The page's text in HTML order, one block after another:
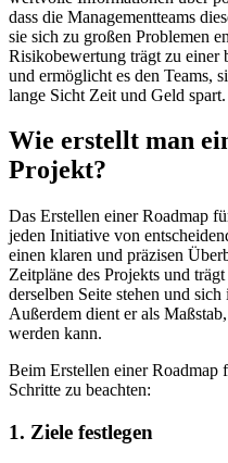
dass die Managementteams
sie sich zu großen Problemen
Risikobewertung trägt zu einer
und ermöglicht es den Teams,
lange Sicht Zeit und Geld spart.
Wie erstellt man
Projekt?
Das Erstellen einer Roadmap
jeden Initiative von
einen klaren und präzisen
Zeitpläne des Projekts und
derselben Seite stehen und
Außerdem dient er als
werden kann.
Beim Erstellen einer Roadmap
Schritte zu beachten:
1. Ziele festlegen